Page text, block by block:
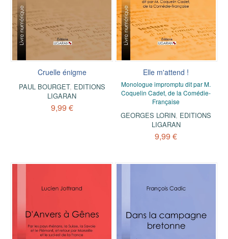
Cruelle énigme
PAUL BOURGET, EDITIONS
LIGARAN
9,99 €
Elle m'attend !
Monologue impromptu dit par M.
Coquelin Cadet, de la Comédie-
Française
GEORGES LORIN, EDITIONS
LIGARAN
9,99 €